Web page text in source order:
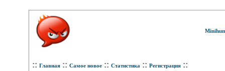
:: Главная :: Самое новое :: Статистика :: Регистрация ::